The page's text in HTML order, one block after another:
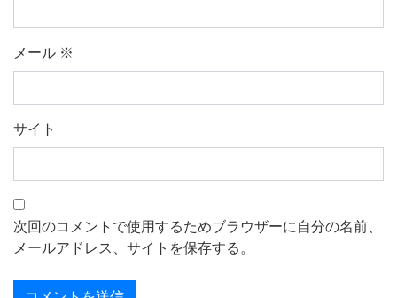
メール ※
サイト
次回のコメントで使用するためブラウザーに自分の名前、
メールアドレス、サイトを保存する。